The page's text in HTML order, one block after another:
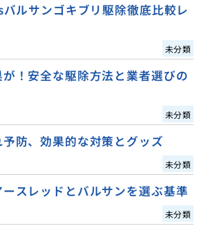
ルサンゴキブリ駆除徹底比較レ
未分類
！安全な駆除方法と業者選びの
未分類
防、効果的な対策とグッズ
未分類
スレッドとバルサンを選ぶ基準
未分類